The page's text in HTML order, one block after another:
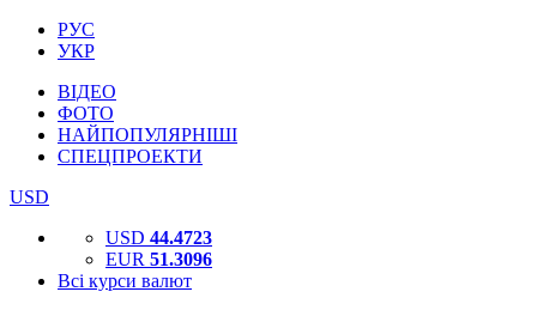
РУС
УКР
ВІДЕО
ФОТО
НАЙПОПУЛЯРНІШІ
СПЕЦПРОЕКТИ
USD
USD 44.4723
EUR 51.3096
Всі курси валют